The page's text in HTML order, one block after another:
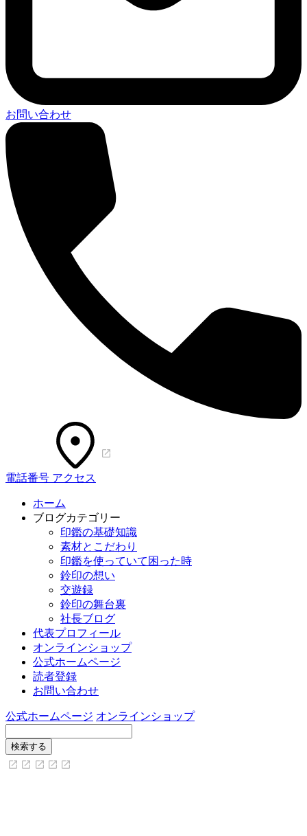
お問い合わせ
電話番号 アクセス
ホーム
ブログカテゴリー
印鑑の基礎知識
素材とこだわり
印鑑を使っていて困った時
鈴印の想い
交遊録
鈴印の舞台裏
社長ブログ
代表プロフィール
オンラインショップ
公式ホームページ
読者登録
お問い合わせ
公式ホームページ オンラインショップ